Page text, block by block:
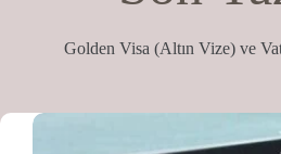
Golden Visa (Altın Vize) ve